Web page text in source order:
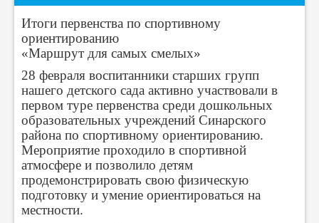
Итоги первенства по спортивному
ориентированию
«Маршрут для самых смелых»
28 февраля воспитанники старших групп
нашего детского сада активно участвовали в
первом туре первенства среди дошкольных
образовательных учреждений Синарского
района по спортивному ориентированию.
Мероприятие проходило в спортивной
атмосфере и позволило детям
продемонстрировать свою физическую
подготовку и умение ориентироваться на
местности.